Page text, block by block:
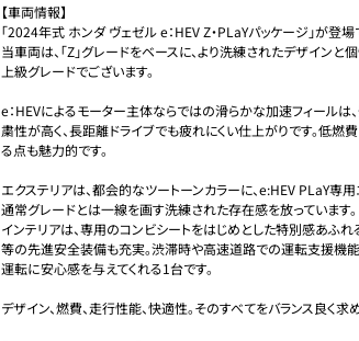
【車両情報】
「2024年式 ホンダ ヴェゼル e：HEV Z・PLaYパッケージ」が登場
当車両は、「Z」グレードをベースに、より洗練されたデザインと
上級グレードでございます。
e：HEVによるモーター主体ならではの滑らかな加速フィールは
粛性が高く、長距離ドライブでも疲れにくい仕上がりです。低燃
る点も魅力的です。
エクステリアは、都会的なツートーンカラーに、e:HEV PLaY専
通常グレードとは一線を画す洗練された存在感を放っています。
インテリアは、専用のコンビシートをはじめとした特別感あふ
等の先進安全装備も充実。渋滞時や高速道路での運転支援機
運転に安心感を与えてくれる1台です。
デザイン、燃費、走行性能、快適性。そのすべてをバランス良く求